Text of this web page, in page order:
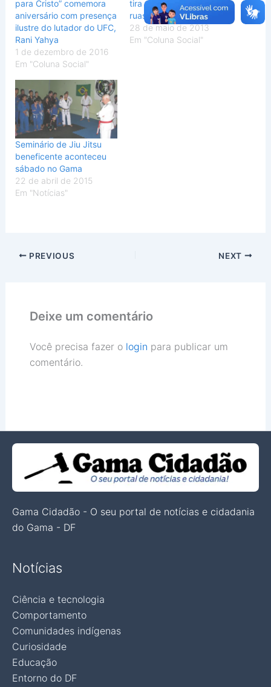
para Cristo” comemora
aniversário com presença
ilustre do lutador do UFC,
Rani Yahya
1 de dezembro de 2016
Em "Coluna Social"
tira crianças e jovens das
ruas.
28 de maio de 2013
Em "Coluna Social"
Seminário de Jiu Jitsu
beneficente aconteceu
sábado no Gama
22 de abril de 2015
Em "Notícias"
PREVIOUS NEXT
Deixe um comentário
Você precisa fazer o login para publicar um
comentário.
Gama Cidadão - O seu portal de notícias e cidadania
do Gama - DF
Notícias
Ciência e tecnologia
Comportamento
Comunidades indígenas
Curiosidade
Educação
Entorno do DF